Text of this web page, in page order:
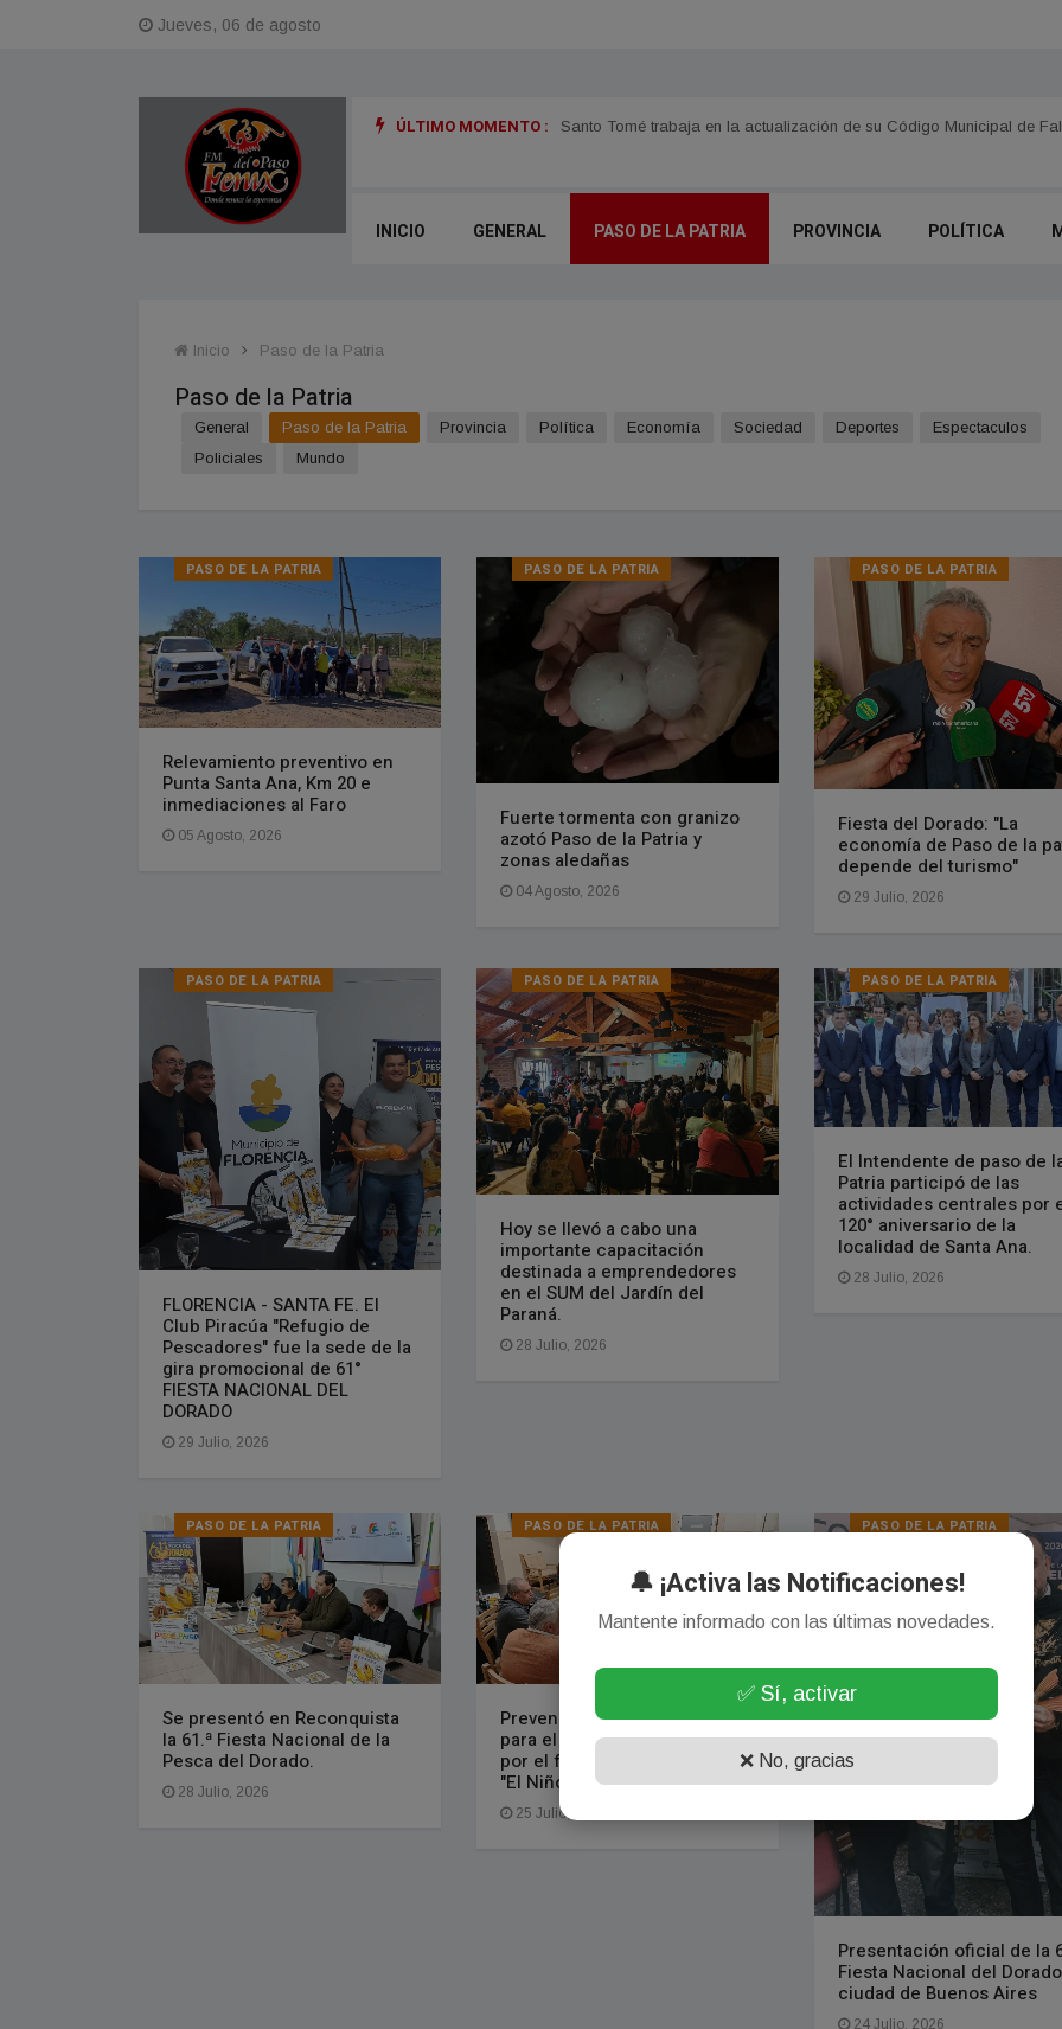
Jueves, 06 de agosto
ÚLTIMO MOMENTO : Itatí se prepara para el fenómeno "Del Niño"
INICIO GENERAL PASO DE LA PATRIA PROVINCIA POLÍTICA
Inicio Paso de la Patria
Paso de la Patria
General Paso de la Patria Provincia Política Economía Sociedad Deportes
Espectaculos
Policiales
Mundo
PASO DE LA PATRIA
Relevamiento preventivo en
Punta Santa Ana, Km 20 e
inmediaciones al Faro
05 Agosto, 2026
PASO DE LA PATRIA
Fuerte tormenta con granizo
azotó Paso de la Patria y
zonas aledañas
04 Agosto, 2026
PASO DE LA PATRIA
Fiesta del Dorado: "La
economía de Paso de la
depende del turismo"
29 Julio, 2026
PASO DE LA PATRIA
FLORENCIA - SANTA FE. El
Club Piracúa "Refugio de
Pescadores" fue la sede de la
gira promocional de 61°
FIESTA NACIONAL DEL
DORADO
29 Julio, 2026
PASO DE LA PATRIA
Hoy se llevó a cabo una
importante capacitación
destinada a emprendedores
en el SUM del Jardín del
Paraná.
28 Julio, 2026
PASO DE LA PATRIA
El Intendente de paso de
Patria participó de las
actividades centrales por
120° aniversario de la
localidad de Santa Ana.
28 Julio, 2026
PASO DE LA PATRIA
Se presentó en Reconquista
la 61.ª Fiesta Nacional de la
Pesca del Dorado.
28 Julio, 2026
PASO DE LA PATRIA
Prevención y trabajo conjunto
para el cuidado de las familias
por el fenómeno climático de
"El Niño"
25 Julio, 2026
PASO DE LA PATRIA
Presentación oficial de la
Fiesta Nacional del
ciudad de Buenos Aires
24 Julio, 2026
🔔 ¡Activa las Notificaciones!
Mantente informado con las últimas novedades.
✅ Sí, activar
❌ No, gracias